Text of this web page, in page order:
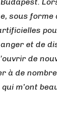
sous forme
et de
de
à de
m’ont